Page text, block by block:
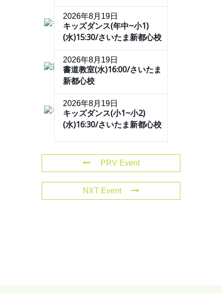
2026年8月19日
キッズダンス(年中~小1)
(水)15:30/さいたま新都心校
2026年8月19日
書道教室(水)16:00/さいたま
新都心校
2026年8月19日
キッズダンス(小1~小2)
(水)16:30/さいたま新都心校
PRV Event
NXT Event